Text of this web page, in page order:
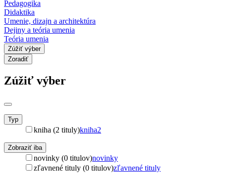
Pedagogika
Didaktika
Umenie, dizajn a architektúra
Dejiny a teória umenia
Teória umenia
Zúžiť výber
Zoradiť
Zúžiť výber
Typ
kniha (2 tituly)kniha2
Zobraziť iba
novinky (0 titulov)novinky
zľavnené tituly (0 titulov)zľavnené tituly